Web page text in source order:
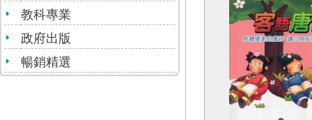
教科專業
政府出版
暢銷精選